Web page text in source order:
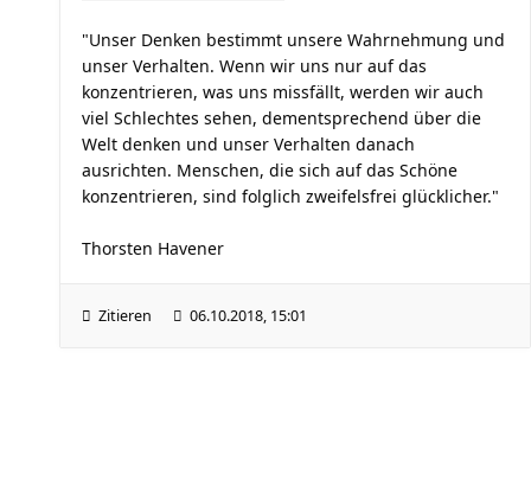
"Unser Denken bestimmt unsere Wahrnehmung und
unser Verhalten. Wenn wir uns nur auf das
konzentrieren, was uns missfällt, werden wir auch
viel Schlechtes sehen, dementsprechend über die
Welt denken und unser Verhalten danach
ausrichten. Menschen, die sich auf das Schöne
konzentrieren, sind folglich zweifelsfrei glücklicher."
Thorsten Havener
Zitieren 06.10.2018, 15:01